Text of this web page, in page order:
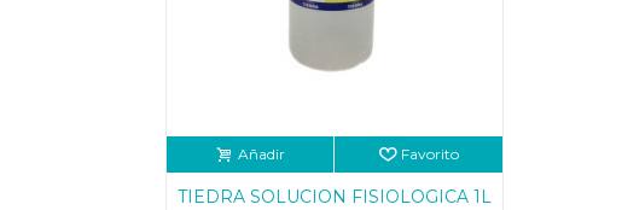
Añadir Favorito
TIEDRA SOLUCION FISIOLOGICA 1L